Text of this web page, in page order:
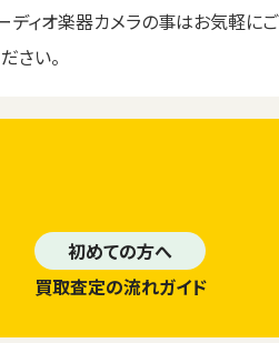
ディオ楽器カメラの事はお気軽にご
さい。
初めての方へ
買取査定の流れガイド